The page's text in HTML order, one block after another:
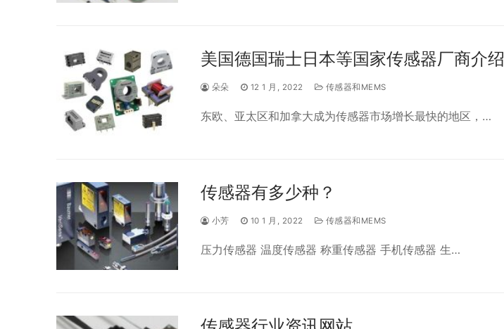
美国德国瑞士日本等国家传感器厂商介绍
朵朵 12 1 月, 2022 传感器和MEMS
东欧、亚太区和加拿大成为传感器市场增长最快的地区，…
传感器有多少种？
小芳 10 1 月, 2022 传感器和MEMS
压力传感器 温度传感器 称重传感器 手机传感器 生…